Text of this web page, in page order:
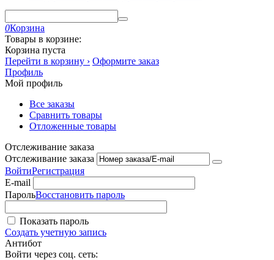
0Корзина
Товары в корзине:
Корзина пуста
Перейти в корзину › Оформите заказ
Профиль
Мой профиль
Все заказы
Сравнить товары
Отложенные товары
Отслеживание заказа
Отслеживание заказа
ВойтиРегистрация
E-mail
ПарольВосстановить пароль
Показать пароль
Создать учетную запись
Антибот
Войти через соц. сеть: